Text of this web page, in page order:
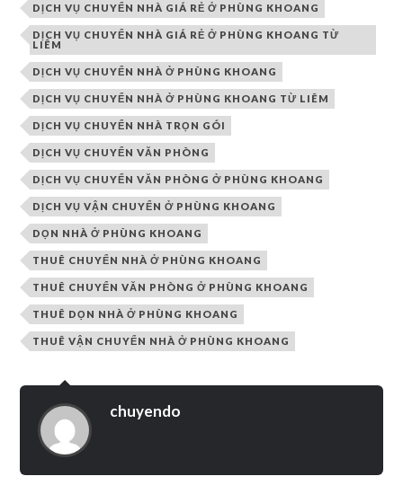
DỊCH VỤ CHUYỂN NHÀ GIÁ RẺ Ở PHÙNG KHOANG
DỊCH VỤ CHUYỂN NHÀ GIÁ RẺ Ở PHÙNG KHOANG TỪ
LIÊM
DỊCH VỤ CHUYỂN NHÀ Ở PHÙNG KHOANG
DỊCH VỤ CHUYỂN NHÀ Ở PHÙNG KHOANG TỪ LIÊM
DỊCH VỤ CHUYỂN NHÀ TRỌN GÓI
DỊCH VỤ CHUYỂN VĂN PHÒNG
DỊCH VỤ CHUYỂN VĂN PHÒNG Ở PHÙNG KHOANG
DỊCH VỤ VẬN CHUYỂN Ở PHÙNG KHOANG
DỌN NHÀ Ở PHÙNG KHOANG
THUÊ CHUYỂN NHÀ Ở PHÙNG KHOANG
THUÊ CHUYỂN VĂN PHÒNG Ở PHÙNG KHOANG
THUÊ DỌN NHÀ Ở PHÙNG KHOANG
THUÊ VẬN CHUYỂN NHÀ Ở PHÙNG KHOANG
chuyendo